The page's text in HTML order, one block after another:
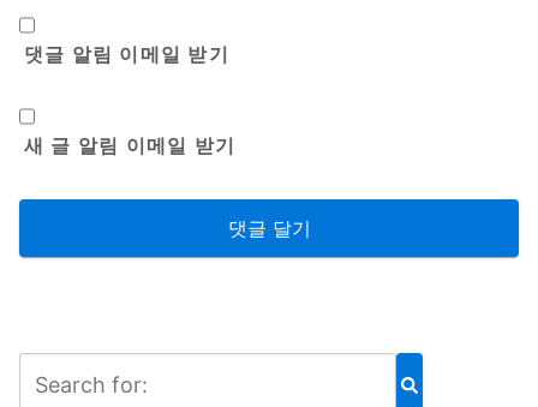
댓글 알림 이메일 받기
새 글 알림 이메일 받기